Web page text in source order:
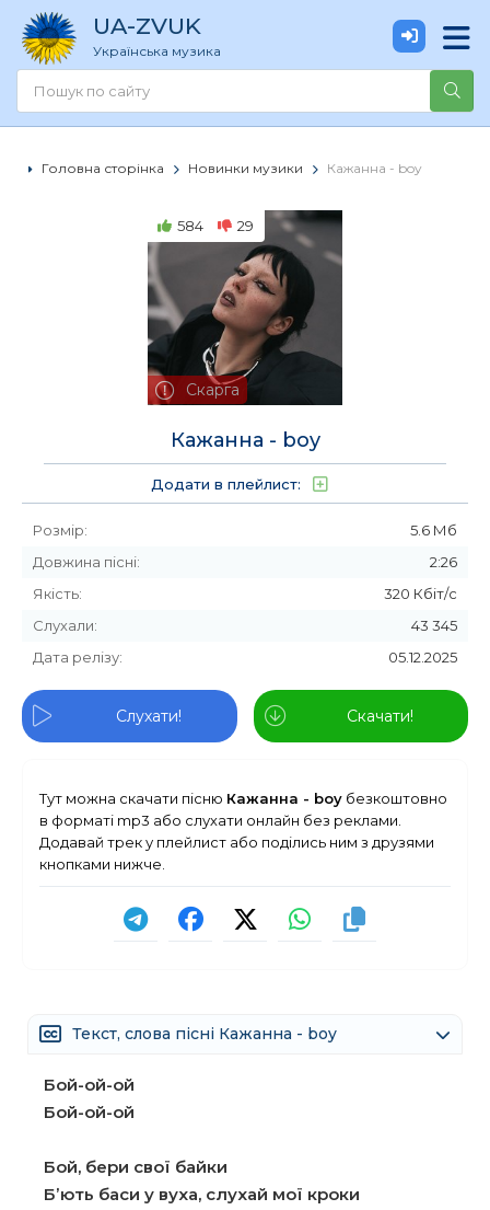
UA-ZVUK
Українська музика
Головна сторінка Новинки музики Кажанна - boy
584 29
Скарга
Кажанна - boy
Додати в плейлист:
Розмір:
5.6 Мб
Довжина пісні:
2:26
Якість:
320 Кбіт/с
Слухали:
43 345
Дата релізу:
05.12.2025
Слухати! Скачати!
Тут можна скачати пісню Кажанна - boy безкоштовно
в форматі mp3 або слухати онлайн без реклами.
Додавай трек у плейлист або поділись ним з друзями
кнопками нижче.
Текст, слова пісні Кажанна - boy
Бой-ой-ой
Бой-ой-ой
Бой, бери свої байки
Бʼють баси у вуха, слухай мої кроки